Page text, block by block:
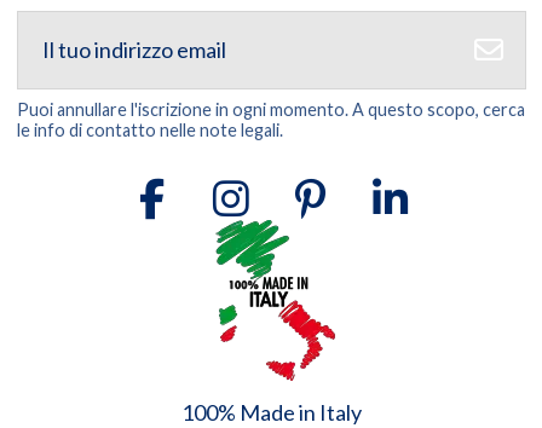
Puoi annullare l'iscrizione in ogni momento. A questo scopo, cerca
le info di contatto nelle note legali.
100% Made in Italy